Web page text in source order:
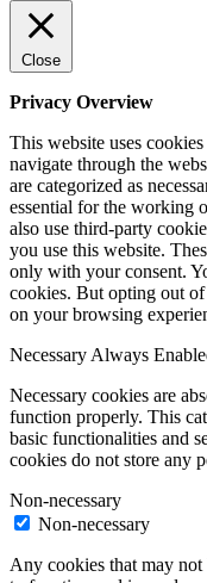
Close
Privacy Overview
This website uses
navigate through the
are categorized as
essential for the working
also use third-party
you use this website.
only with your consent.
cookies. But opting out of
on your browsing
Necessary Always
Necessary cookies are
function properly. This
basic functionalities and
cookies do not store any
Non-necessary
Non-necessary
Any cookies that may